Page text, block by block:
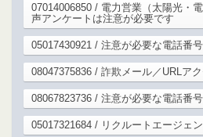
07014006850 / 電力営業（太陽光・
声アンケートは注意が必要です
05017430921 / 注意が必要な電話番号
08047375836 / 詐欺メール／URLア
08067823736 / 注意が必要な電話番号
05017321684 / リクルートエージェ